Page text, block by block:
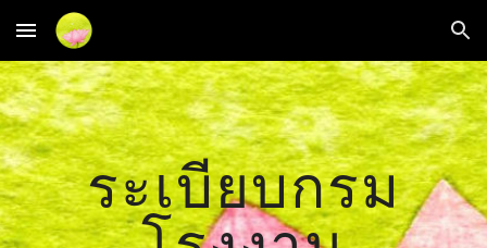
Skip to main content Skip to navigation
ระเบียบกรม